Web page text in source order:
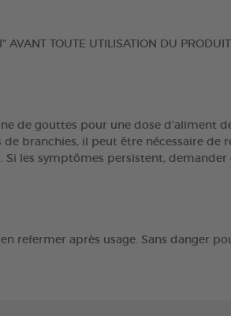
TOUTE UTILISATION DU PRODUIT.
de gouttes pour une dose d’aliment
branchies, il peut être nécessaire de
les symptômes persistent, demander
refermer après usage. Sans danger